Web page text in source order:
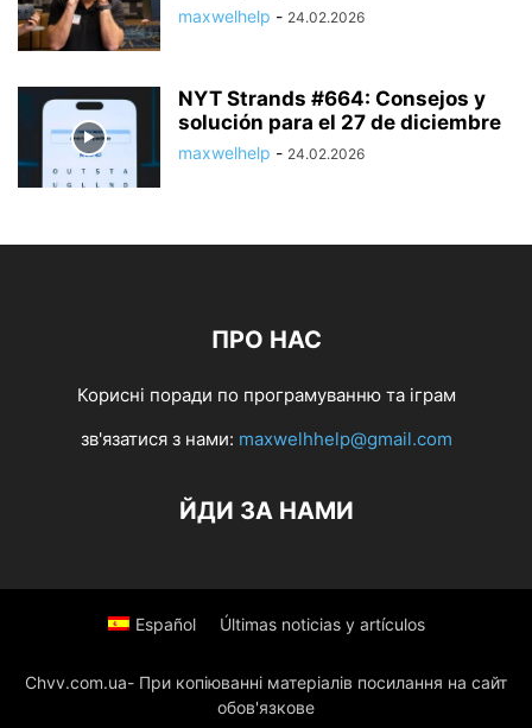
maxwelhelp - 24.02.2026
NYT Strands #664: Consejos y
solución para el 27 de diciembre
maxwelhelp - 24.02.2026
ПРО НАС
Корисні поради по програмуванню та іграм
зв'язатися з нами: maxwelhhelp@gmail.com
ЙДИ ЗА НАМИ
Español Últimas noticias y artículos
Chvv.com.ua- При копіюванні матеріалів посилання на сайт
обов'язкове